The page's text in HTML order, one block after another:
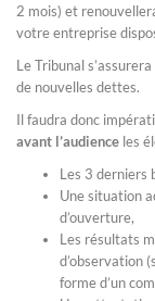
2 mois) et
votre entreprise
Le Tribunal
de nouvelles dettes.
Il faudra donc
avant l’audience les
Les 3 derniers
Une situation
d’ouverture,
Les résultats
d’observation
forme d’un